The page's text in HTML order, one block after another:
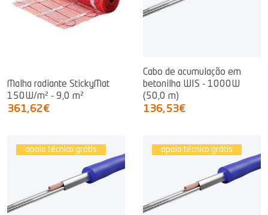
Malha radiante StickyMat
150W/m² - 9,0 m²
361,62€
Cabo de acumulação em
betonilha WIS - 1000W
(50,0 m)
136,53€
apoio técnico grátis apoio técnico grátis